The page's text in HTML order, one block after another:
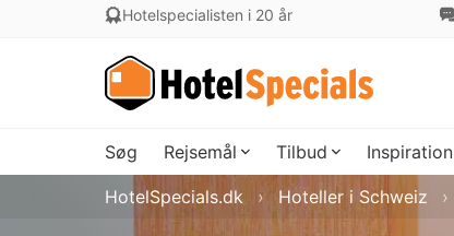
Hotelspecialisten i 20 år
Søg Rejsemål Tilbud Inspiration
HotelSpecials.dk Hoteller i Schweiz